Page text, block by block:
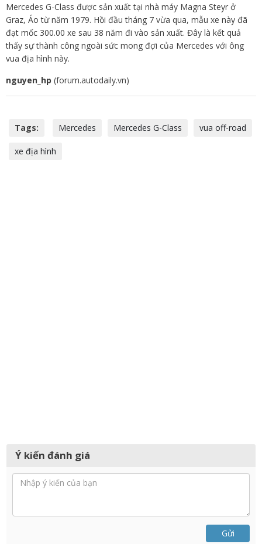
Mercedes G-Class được sản xuất tại nhà máy Magna Steyr ở
Graz, Áo từ năm 1979. Hồi đầu tháng 7 vừa qua, mẫu xe này đã
đạt mốc 300.00 xe sau 38 năm đi vào sản xuất. Đây là kết quả
thấy sự thành công ngoài sức mong đợi của Mercedes với ông
vua địa hình này.
nguyen_hp (forum.autodaily.vn)
Tags: Mercedes Mercedes G-Class vua off-road
xe địa hình
Ý kiến đánh giá
Gửi